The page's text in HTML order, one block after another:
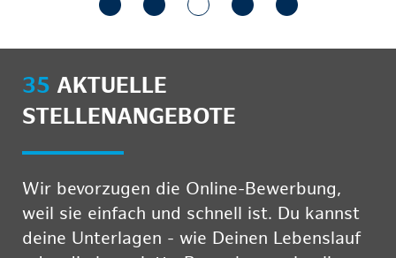
35 AKTUELLE
STELLENANGEBOTE
Wir bevorzugen die Online-Bewerbung,
weil sie einfach und schnell ist. Du kannst
deine Unterlagen - wie Deinen Lebenslauf